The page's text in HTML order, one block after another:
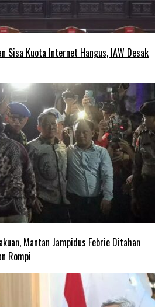
Sisa Kuota Internet Hangus, IAW Desak
Mantan Jampidus Febrie Ditahan
Rompi